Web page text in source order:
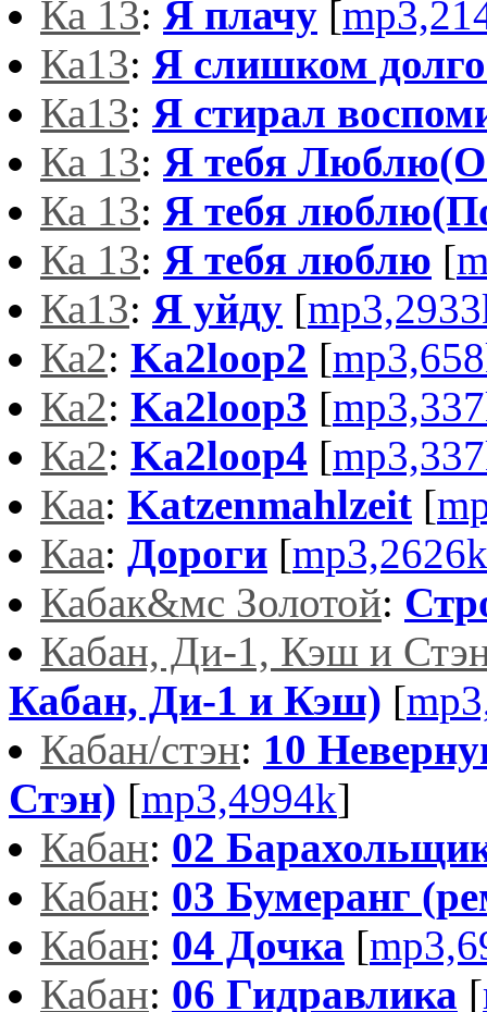
Ка 13: Я плачу [
Ка13: Я слишком
Ка13: Я стирал
Ка 13: Я тебя
Ка 13: Я тебя
Ка 13: Я тебя люблю [
Ка13: Я уйду [
Ка2: Ka2loop2 [
Ка2: Ka2loop3 [
Ка2: Ka2loop4 [
Каа: Katzenmahlzeit [
Каа: Дороги [mp3,2626k
Кабак&мс Золотой:
Кабан, Ди-1, Кэш и
Кабан, Ди-1 и Кэш) [
Кабан/стэн: 10
Стэн) [mp3,4994k]
Кабан: 02
Кабан: 03 Бумеранг
Кабан: 04 Дочка [
Кабан: 06 Гидравлика [